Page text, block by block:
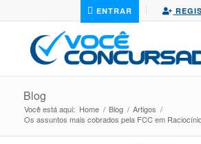
ENTRAR
Blog
Você está aqui: Home / Blog / Artigos /
Os assuntos mais cobrados pela FCC em